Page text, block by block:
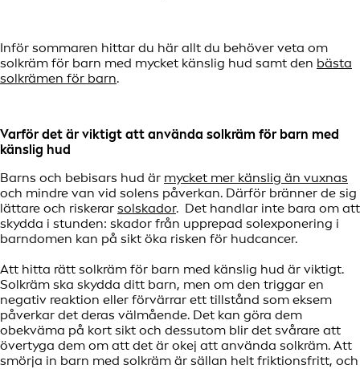
Inför sommaren hittar du här allt du behöver veta om
solkräm för barn med mycket känslig hud samt den bästa
solkrämen för barn.
Varför det är viktigt att använda solkräm för barn med
känslig hud
Barns och bebisars hud är mycket mer känslig än vuxnas
och mindre van vid solens påverkan. Därför bränner de sig
lättare och riskerar solskador. Det handlar inte bara om att
skydda i stunden: skador från upprepad solexponering i
barndomen kan på sikt öka risken för hudcancer.
Att hitta rätt solkräm för barn med känslig hud är viktigt.
Solkräm ska skydda ditt barn, men om den triggar en
negativ reaktion eller förvärrar ett tillstånd som eksem
påverkar det deras välmående. Det kan göra dem
obekväma på kort sikt och dessutom blir det svårare att
övertyga dem om att det är okej att använda solkräm. Att
smörja in barn med solkräm är sällan helt friktionsfritt, och